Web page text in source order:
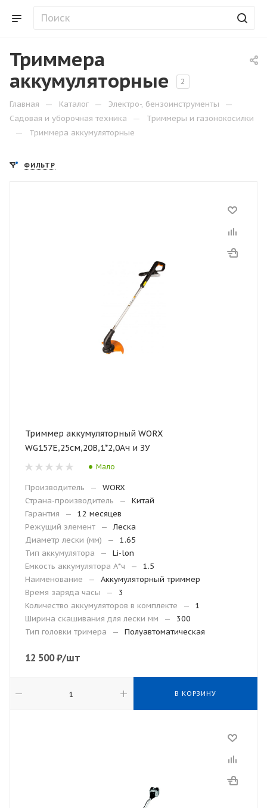
Триммера
аккумуляторные
2
Главная — Каталог — Электро-, бензоинструменты —
Садовая и уборочная техника — Триммеры и газонокосилки
— Триммера аккумуляторные
ФИЛЬТР
Триммер аккумуляторный WORX
WG157E,25см,20В,1*2,0Ач и ЗУ
Мало
Производитель —
WORX
Страна-производитель
—
Китай
Гарантия
—
12 месяцев
Режущий элемент
—
Леска
Диаметр лески (мм)
—
1.65
Тип аккумулятора
—
Li-lon
Емкость аккумулятора А*ч
—
1.5
Наименование
—
Аккумуляторный триммер
Время заряда часы
—
3
Количество аккумуляторов в комплекте
—
1
Ширина скашивания для лески мм
—
300
Тип головки тримера
— Полуавтоматическая
12 500₽/шт
В КОРЗИНУ